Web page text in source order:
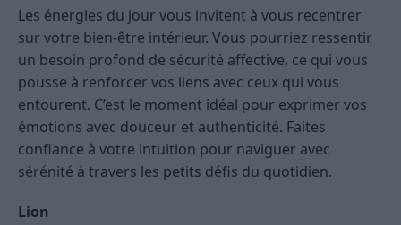
Les énergies du jour vous invitent à vous recentrer
sur votre bien-être intérieur. Vous pourriez ressentir
un besoin profond de sécurité affective, ce qui vous
pousse à renforcer vos liens avec ceux qui vous
entourent. C’est le moment idéal pour exprimer vos
émotions avec douceur et authenticité. Faites
confiance à votre intuition pour naviguer avec
sérénité à travers les petits défis du quotidien.
Lion